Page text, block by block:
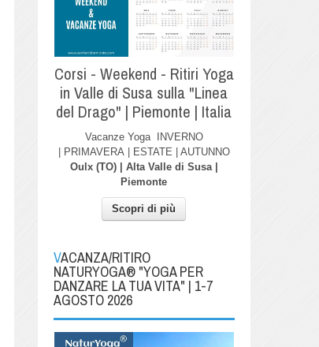
Corsi - Weekend - Ritiri Yoga
in Valle di Susa sulla "Linea
del Drago" | Piemonte | Italia
Vacanze Yoga INVERNO
| PRIMAVERA | ESTATE | AUTUNNO
Oulx (TO) | Alta Valle di Susa |
Piemonte
Scopri di più
VACANZA/RITIRO
NATURYOGA® "YOGA PER
DANZARE LA TUA VITA" | 1-7
AGOSTO 2026